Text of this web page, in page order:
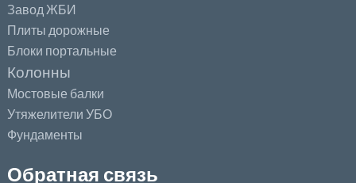
Завод ЖБИ
Плиты дорожные
Блоки портальные
Колонны
Мостовые балки
Утяжелители УБО
Фундаменты
Обратная связь